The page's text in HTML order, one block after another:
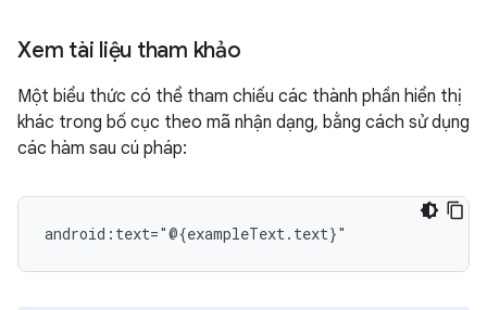
Xem tài liệu tham khảo
Một biểu thức có thể tham chiếu các thành phần hiển thị
khác trong bố cục theo mã nhận dạng, bằng cách sử dụng
các hàm sau cú pháp: